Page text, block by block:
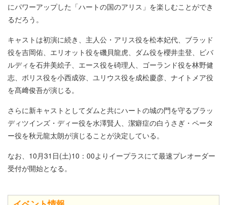
にパワーアップした「ハートの国のアリス」を楽しむことができ
るだろう。
キャストは初演に続き、主人公・アリス役を松本妃代、ブラッド
役を吉岡佑、エリオット役を磯貝龍虎、ダム役を櫻井圭登、ビバ
ルディを石井美絵子、エース役を碕理人、ゴーランド役を林野健
志、ボリス役を小西成弥、ユリウス役を成松慶彦、ナイトメア役
を髙﨑俊吾が演じる。
さらに新キャストとしてダムと共にハートの城の門を守るブラッ
ディツインズ・ディー役を水澤賢人、潔癖症の白うさぎ・ペータ
ー役を秋元龍太朗が演じることが決定している。
なお、10月31日(土)10：00よりイープラスにて最速プレオーダー
受付が開始となる。